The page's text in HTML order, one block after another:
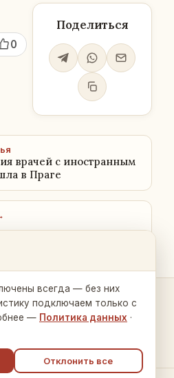
0
Поделиться
врачей с иностранным
в Праге
и связь →
всегда — без них
подключаем только с
— Политика данных ·
Отклонить все